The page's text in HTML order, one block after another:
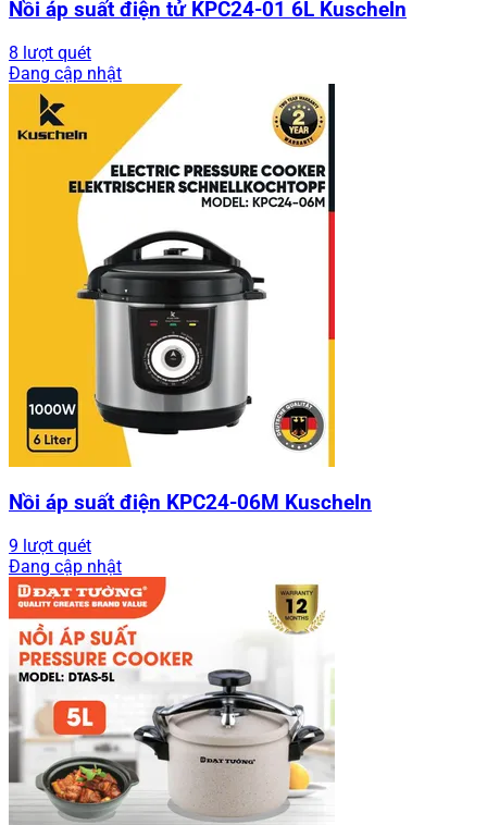
Nồi áp suất điện tử KPC24-01 6L Kuscheln
8 lượt quét
Đang cập nhật
Nồi áp suất điện KPC24-06M Kuscheln
9 lượt quét
Đang cập nhật